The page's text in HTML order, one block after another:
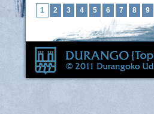
1 2 3 4 5 6 7 8 9